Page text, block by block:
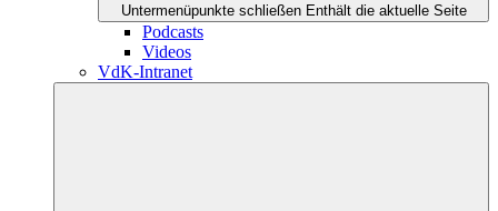
Untermenüpunkte schließen Enthält die aktuelle Seite
Podcasts
Videos
VdK-Intranet